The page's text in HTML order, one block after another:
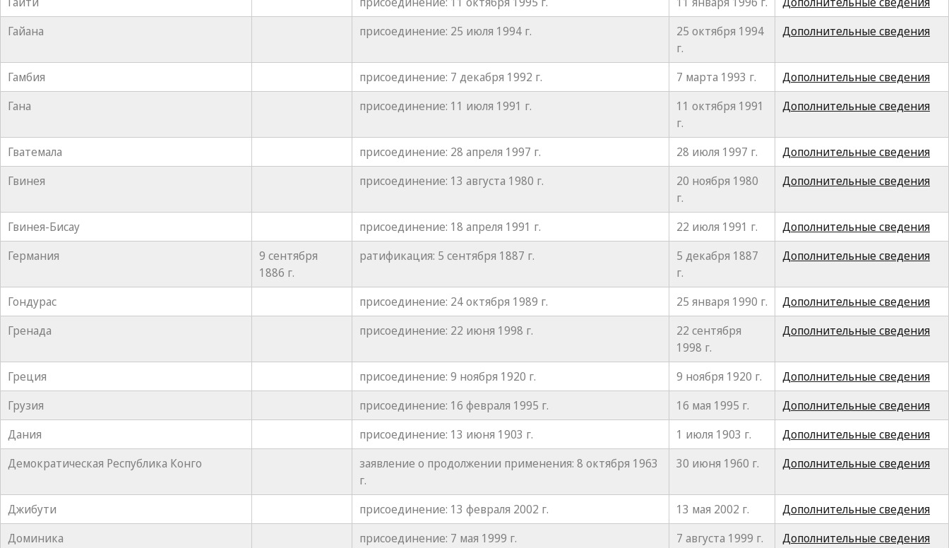
Гайана
присоединение: 25 июля 1994 г.
25 октября 1994
г.
Дополнительные сведения
Гамбия присоединение: 7 декабря 1992 г. 7 марта 1993 г.
Дополнительные сведения
Гана
присоединение: 11 июля 1991 г.
11 октября 1991
г.
Дополнительные сведения
Гватемала присоединение: 28 апреля 1997 г. 28 июля 1997 г.
Дополнительные сведения
Гвинея
присоединение: 13 августа 1980 г.
20 ноября 1980
г.
Дополнительные сведения
Гвинея-Бисау присоединение: 18 апреля 1991 г. 22 июля 1991 г.
Дополнительные сведения
Германия
9 сентября
1886 г.
ратификация: 5 сентября 1887 г.
5 декабря 1887
г.
Дополнительные сведения
Гондурас присоединение: 24 октября 1989 г. 25 января 1990 г.
Дополнительные сведения
Гренада
присоединение: 22 июня 1998 г.
22 сентября
1998 г.
Дополнительные сведения
Греция присоединение: 9 ноября 1920 г. 9 ноября 1920 г.
Дополнительные сведения
Грузия
присоединение: 16 февраля 1995 г. 16 мая 1995 г.
Дополнительные сведения
Дания
присоединение: 13 июня 1903 г. 1 июля 1903 г.
Дополнительные сведения
Демократическая Республика Конго
заявление о продолжении применения: 8 октября 1963
г.
30 июня 1960 г. Дополнительные сведения
Джибути присоединение: 13 февраля 2002 г. 13 мая 2002 г.
Дополнительные сведения
Доминика
присоединение: 7 мая 1999 г. 7 августа 1999 г.
Дополнительные сведения